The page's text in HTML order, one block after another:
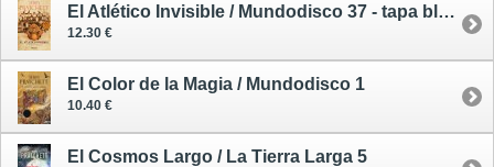
El Atlético Invisible / Mundodisco 37 - tapa blanda
12.30 €
El Color de la Magia / Mundodisco 1
10.40 €
El Cosmos Largo / La Tierra Larga 5